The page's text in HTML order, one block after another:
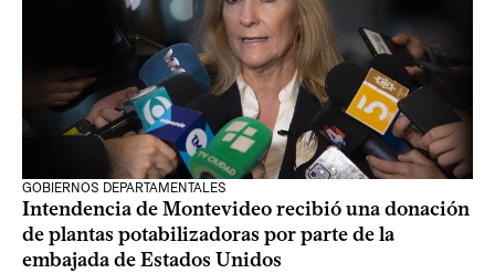
GOBIERNOS DEPARTAMENTALES
Intendencia de Montevideo recibió una donación
de plantas potabilizadoras por parte de la
embajada de Estados Unidos